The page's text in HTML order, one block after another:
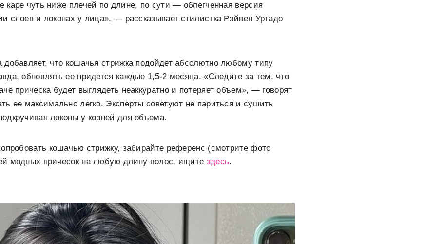
каре чуть ниже плечей по длине, по сути — облегченная версия
слоев и локонах у лица», — рассказывает стилистка Рэйвен Уртадо
добавляет, что кошачья стрижка подойдет абсолютно любому типу
обновлять ее придется каждые 1,5-2 месяца. «Следите за тем, что
прическа будет выглядеть неаккуратно и потеряет объем», — говорят
ее максимально легко. Эксперты советуют не париться и сушить
локоны у корней для объема.
кошачью стрижку, забирайте референс (смотрите фото
модных причесок на любую длину волос, ищите здесь.